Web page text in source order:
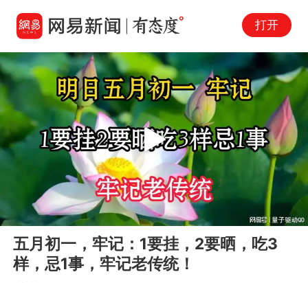
打开
00:00 06:05
Play
五月初一，牢记：1要挂，2要晒，吃3
样，忌1事，牢记老传统！